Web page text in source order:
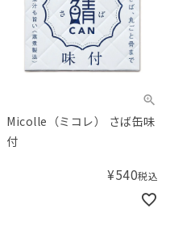
Micolle（ミコレ） さば缶味
付
¥540税込